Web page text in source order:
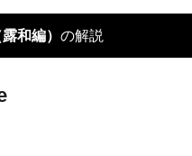
和編） の解説